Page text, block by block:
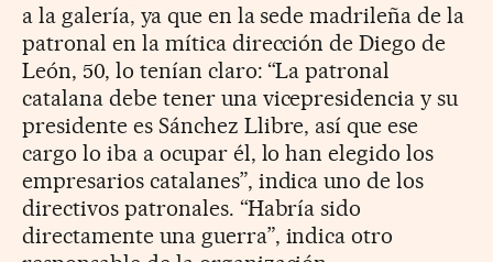
a la galería, ya que en la sede madrileña de la
patronal en la mítica dirección de Diego de
León, 50, lo tenían claro: “La patronal
catalana debe tener una vicepresidencia y su
presidente es Sánchez Llibre, así que ese
cargo lo iba a ocupar él, lo han elegido los
empresarios catalanes”, indica uno de los
directivos patronales. “Habría sido
directamente una guerra”, indica otro